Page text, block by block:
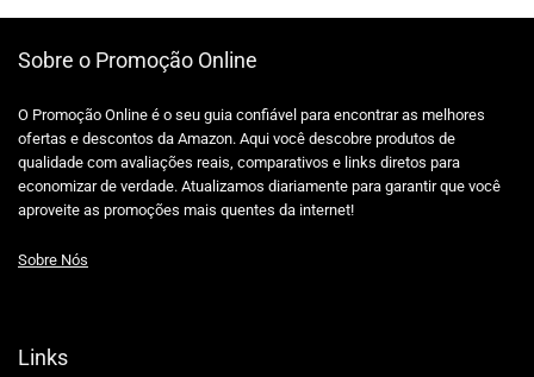
Sobre o Promoção Online
O Promoção Online é o seu guia confiável para encontrar as melhores
ofertas e descontos da Amazon. Aqui você descobre produtos de
qualidade com avaliações reais, comparativos e links diretos para
economizar de verdade. Atualizamos diariamente para garantir que você
aproveite as promoções mais quentes da internet!
Sobre Nós
Links